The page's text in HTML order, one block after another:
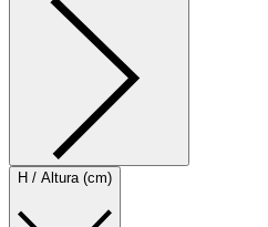
H / Altura (cm)